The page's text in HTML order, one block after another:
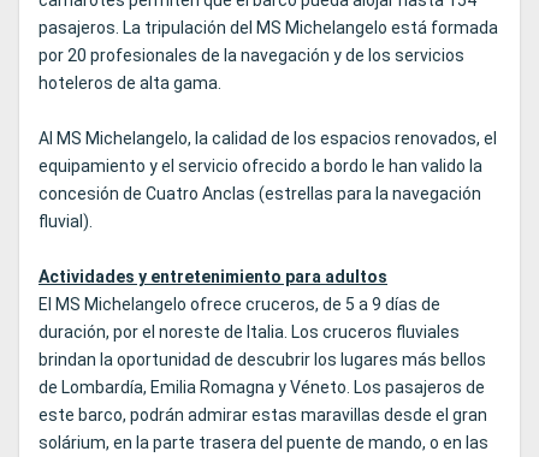
pasajeros. La tripulación del MS Michelangelo está formada
por 20 profesionales de la navegación y de los servicios
hoteleros de alta gama.
Al MS Michelangelo, la calidad de los espacios renovados, el
equipamiento y el servicio ofrecido a bordo le han valido la
concesión de Cuatro Anclas (estrellas para la navegación
fluvial).
Actividades y entretenimiento para adultos
El MS Michelangelo ofrece cruceros, de 5 a 9 días de
duración, por el noreste de Italia. Los cruceros fluviales
brindan la oportunidad de descubrir los lugares más bellos
de Lombardía, Emilia Romagna y Véneto. Los pasajeros de
este barco, podrán admirar estas maravillas desde el gran
solárium, en la parte trasera del puente de mando, o en las